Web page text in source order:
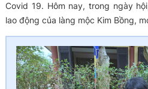
Covid 19. Hôm nay, trong ngày
lao động của làng mộc Kim Bồng,